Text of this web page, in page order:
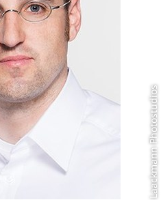
Laackmann Photostudios